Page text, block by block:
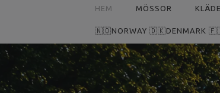
HEM MÖSSOR
🇳🇴NORWAY 🇩🇰DENMARK